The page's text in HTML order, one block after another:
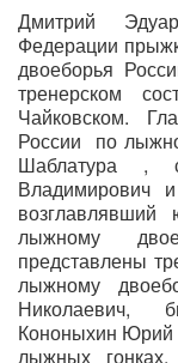
Дмитрий
Федерации
двоеборья
тренерском
Чайковском.
России
по
Шаблатура ,
Владимирович
возглавлявший
лыжному
представлены
лыжному
Николаевич,
Кононыхин Юрий
лыжных гонках.